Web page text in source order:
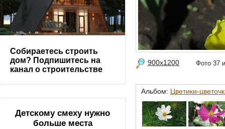
900x1200 Фото
Альбом: Цветики-
Собираетесь строить
дом? Подпишитесь на
канал о строительстве
Детскому смеху нужно
больше места